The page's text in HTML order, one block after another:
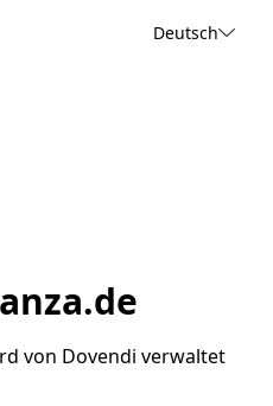
Deutsch
von Dovendi verwaltet